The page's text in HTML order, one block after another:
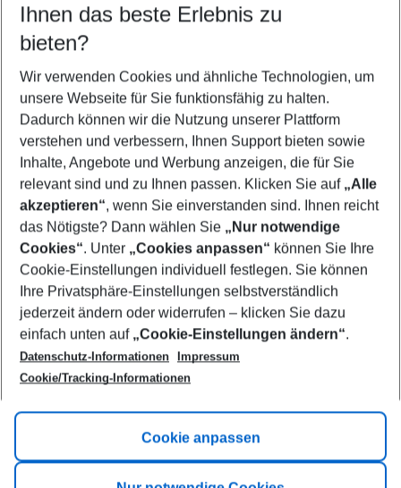
Find the perfect deal which suits your best
Your departure airport
Any airport
Select your date range
12/08/26–10/08/27 5-8 nights
Who will travel
2 adults No children
Show more filter
Footer
Footer navigation
Title A
Link A
Ihnen das beste Erlebnis zu
bieten?
Wir verwenden Cookies und ähnliche Technologien, um
unsere Webseite für Sie funktionsfähig zu halten.
Dadurch können wir die Nutzung unserer Plattform
verstehen und verbessern, Ihnen Support bieten sowie
Inhalte, Angebote und Werbung anzeigen, die für Sie
relevant sind und zu Ihnen passen. Klicken Sie auf „Alle
akzeptieren“, wenn Sie einverstanden sind. Ihnen reicht
das Nötigste? Dann wählen Sie „Nur notwendige
Cookies“. Unter „Cookies anpassen“ können Sie Ihre
Cookie-Einstellungen individuell festlegen. Sie können
Ihre Privatsphäre-Einstellungen selbstverständlich
jederzeit ändern oder widerrufen – klicken Sie dazu
einfach unten auf „Cookie-Einstellungen ändern“.
Datenschutz-Informationen
Impressum
Cookie/Tracking-Informationen
Cookie anpassen